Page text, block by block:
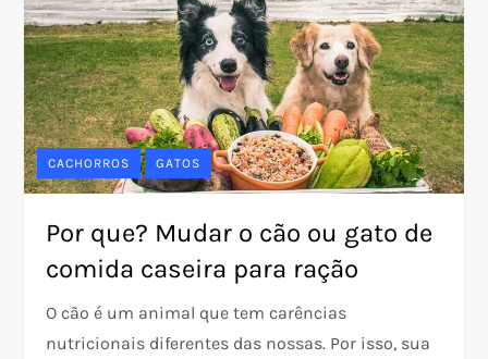
CACHORROS GATOS
Por que? Mudar o cão ou gato de
comida caseira para ração
O cão é um animal que tem carências
nutricionais diferentes das nossas. Por isso, sua